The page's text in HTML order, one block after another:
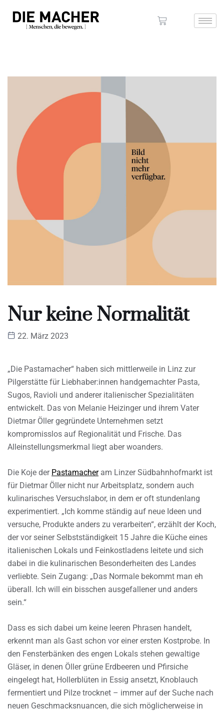
Nur keine Normalität
22. März 2023
„Die Pastamacher“ haben sich mittlerweile in Linz zur
Pilgerstätte für Liebhaber:innen handgemachter Pasta,
Sugos, Ravioli und anderer italienischer Spezialitäten
entwickelt. Das von Melanie Heizinger und ihrem Vater
Dietmar Öller gegründete Unternehmen setzt
kompromisslos auf Regionalität und Frische. Das
Alleinstellungsmerkmal liegt aber woanders.
Die Koje der Pastamacheram Linzer Südbahnhofmarkt ist
für Dietmar Öller nicht nur Arbeitsplatz, sondern auch
kulinarisches Versuchslabor, in dem er oft stundenlang
experimentiert. „Ich komme ständig auf neue Ideen und
versuche, Produkte anders zu verarbeiten“, erzählt der Koch,
der vor seiner Selbstständigkeit 15 Jahre die Küche eines
italienischen Lokals und Feinkostladens leitete und sich
dabei in die kulinarischen Besonderheiten des Landes
verliebte. Sein Zugang: „Das Normale bekommt man eh
überall. Ich will ein bisschen ausgefallener und anders
sein.“
Dass es sich dabei um keine leeren Phrasen handelt,
erkennt man als Gast schon vor einer ersten Kostprobe. In
den Fensterbänken des engen Lokals stehen gewaltige
Gläser, in denen Öller grüne Erdbeeren und Pfirsiche
eingelegt hat, Hollerblüten in Essig ansetzt, Knoblauch
fermentiert und Pilze trocknet – immer auf der Suche nach
neuen Geschmacksnuancen, die sich möglicherweise in